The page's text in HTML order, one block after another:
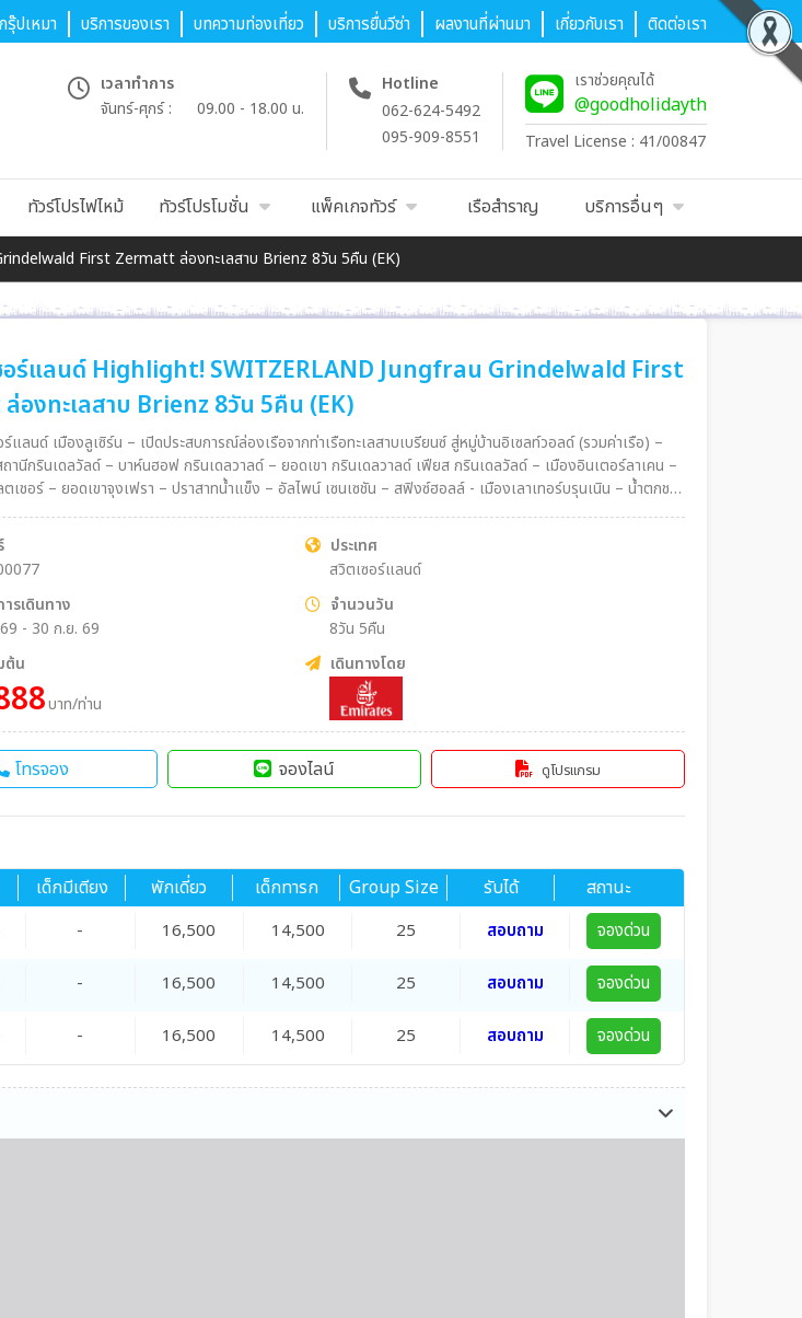
รุ๊ปเหมา บริการของเรา บทความท่องเที่ยว บริการยื่นวีซ่า ผลงานที่ผ่านมา เกี่ยวกับเรา ติดต่อเรา
เวลาทำการ
จันทร์-ศุกร์ :
09.00 - 18.00 น.
Hotline
062-624-5492
095-909-8551
เราช่วยคุณได้
@goodholidayth
Travel License : 41/00847
ทัวร์โปรไฟไหม้ ทัวร์โปรโมชั่น แพ็คเกจทัวร์ เรือสำราญ บริการอื่นๆ
First Zermatt ล่องทะเลสาบ Brienz 8วัน 5คืน (EK)
อร์แลนด์ Highlight! SWITZERLAND Jungfrau Grindelwald First
งทะเลสาบ Brienz 8วัน 5คืน (EK)
ร์แลนด์ เมืองลูเซิร์น – เปิดประสบการณ์ล่องเรือจากท่าเรือทะเลสาบเบรียนซ์ สู่หมู่บ้านอิเซลท์วอลด์ (รวมค่าเรือ) –
เดลวัลด์ – บาห์นฮอฟ กรินเดลวาลด์ – ยอดเขา กรินเดลวาลด์ เฟียส กรินเดลวัลด์ – เมืองอินเตอร์ลาเคน –
ตเชอร์ – ยอดเขาจุงเฟรา – ปราสาทน้ำแข็ง – อัลไพน์ เซนเซชัน – สฟิงซ์ฮอลล์ - เมืองเลาเทอร์บรุนเนิน – น้ำตกช
อินเตอร์ลาเคน – Kirchoffer – กรินเดลวัลด์ กรินเดลวัลด์ – เมืองทาซ – นั่ง Shuttle Train จากทาซสู่หมู่บ้านเซ
อดเขาแมทเทอร์ฮอร์น – นั่ง Shuttle train สู่เมืองทาช – เมืองทาซ Optional tour!! นั่งรถไฟสาย Gornergrat
– เมืองซุก – Lohri AG Store – เมืองชาฟฟ์เฮาเซิน – ชมน้ำตกไรน์ – เมืองซูริค
ประเทศ
สวิตเซอร์แลนด์
รเดินทาง
- 30 ก.ย. 69
จำนวนวัน
8วัน 5คืน
ต้น
บาท/ท่าน
เดินทางโดย
โทรจอง จองไลน์ ดูโปรแกรม
เด็กมีเตียง พักเดี่ยว เด็กทารก Group Size รับได้ สถานะ
- 16,500 14,500 25 สอบถาม จองด่วน
- 16,500 14,500 25 สอบถาม จองด่วน
- 16,500 14,500 25 สอบถาม จองด่วน